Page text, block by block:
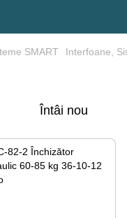
SMART Interfoane,
Întâi nou